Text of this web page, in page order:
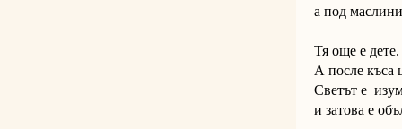
а под
Тя още е
А после къса
Светът е
и затова е